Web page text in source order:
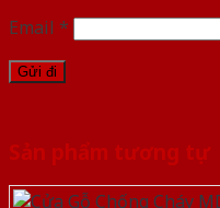
Email *
Sản phẩm tương tự